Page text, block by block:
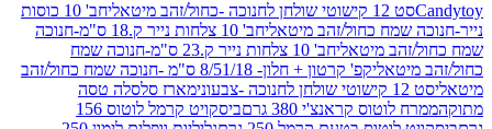
שולחן לחנוכה -כחול/זהב מיטאלי
חב' 10 כוסות
שמח כחול/זהב מיטאלי
חב' 10 צלחות נייר ק.18 ס"מ-חנוכה
מיטאלי
חב' 10 צלחות נייר ק.23 ס"מ-חנוכה שמח
קפ' קרטון + חלון- 8/51/18 ס"מ -חנוכה שמח כחול/זהב
מארז סלסלה טסה
קראנצ'י 380 גרם
ביסקויט קרמל לוטוס 156